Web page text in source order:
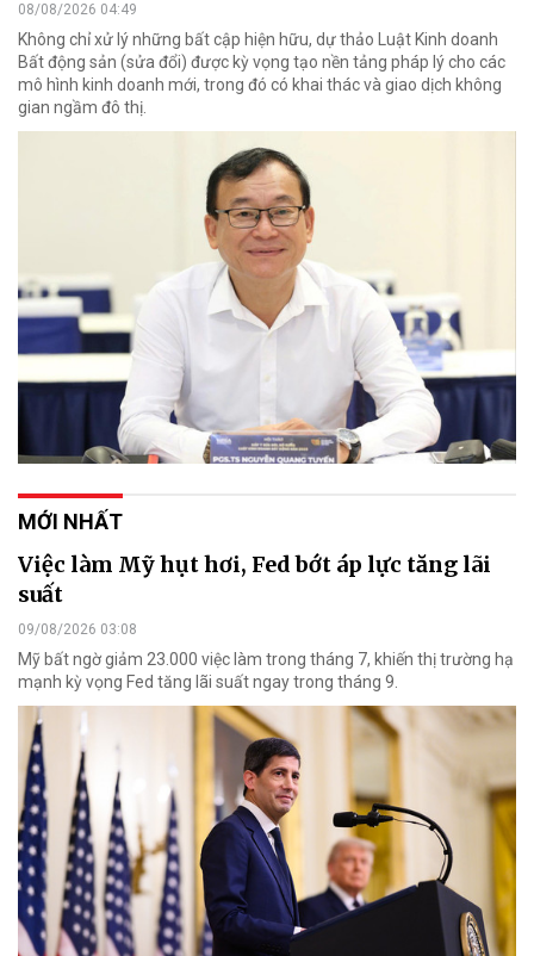
08/08/2026 04:49
Không chỉ xử lý những bất cập hiện hữu, dự thảo Luật Kinh doanh
Bất động sản (sửa đổi) được kỳ vọng tạo nền tảng pháp lý cho các
mô hình kinh doanh mới, trong đó có khai thác và giao dịch không
gian ngầm đô thị.
MỚI NHẤT
Việc làm Mỹ hụt hơi, Fed bớt áp lực tăng lãi
suất
09/08/2026 03:08
Mỹ bất ngờ giảm 23.000 việc làm trong tháng 7, khiến thị trường hạ
mạnh kỳ vọng Fed tăng lãi suất ngay trong tháng 9.